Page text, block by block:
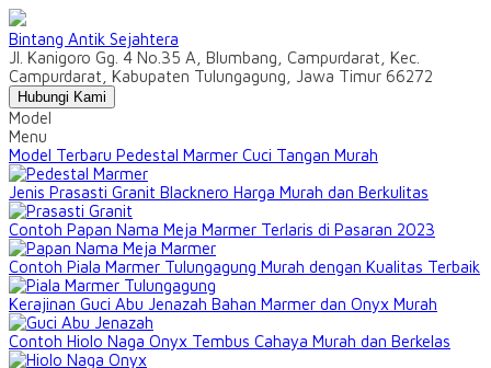
Bintang Antik Sejahtera
Jl. Kanigoro Gg. 4 No.35 A, Blumbang, Campurdarat, Kec.
Campurdarat, Kabupaten Tulungagung, Jawa Timur 66272
Hubungi Kami
Model
Menu
Model Terbaru Pedestal Marmer Cuci Tangan Murah
Jenis Prasasti Granit Blacknero Harga Murah dan Berkulitas
Contoh Papan Nama Meja Marmer Terlaris di Pasaran 2023
Contoh Piala Marmer Tulungagung Murah dengan Kualitas Terbaik
Kerajinan Guci Abu Jenazah Bahan Marmer dan Onyx Murah
Contoh Hiolo Naga Onyx Tembus Cahaya Murah dan Berkelas